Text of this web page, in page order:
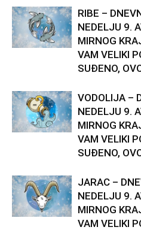
RIBE –
NEDELJU 9.
MIRNOG
VAM VELIKI
SUĐENO,
VODOLIJA –
NEDELJU 9.
MIRNOG
VAM VELIKI
SUĐENO,
JARAC –
NEDELJU 9.
MIRNOG
VAM VELIKI